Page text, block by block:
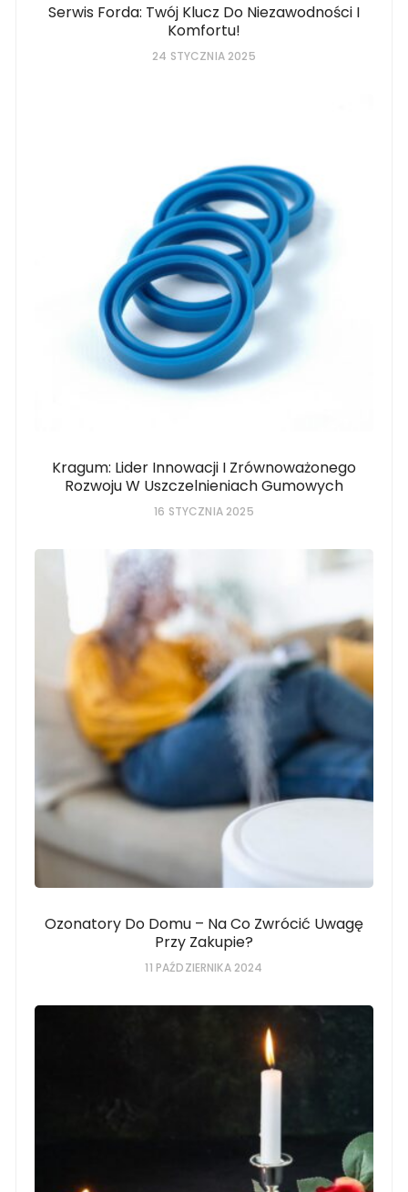
Serwis Forda: Twój Klucz Do Niezawodności I
Komfortu!
24 STYCZNIA 2025
Kragum: Lider Innowacji I Zrównoważonego
Rozwoju W Uszczelnieniach Gumowych
16 STYCZNIA 2025
Ozonatory Do Domu – Na Co Zwrócić Uwagę
Przy Zakupie?
11 PAŹDZIERNIKA 2024